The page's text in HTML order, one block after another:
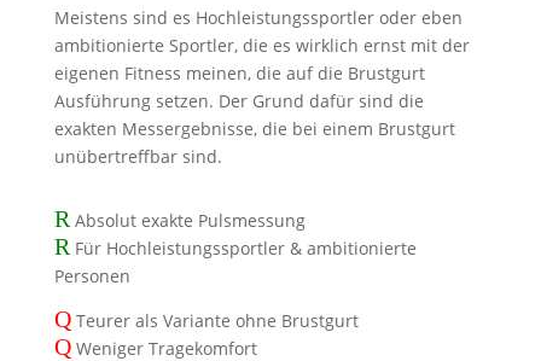
Meistens sind es Hochleistungssportler oder eben
ambitionierte Sportler, die es wirklich ernst mit der
eigenen Fitness meinen, die auf die Brustgurt
Ausführung setzen. Der Grund dafür sind die
exakten Messergebnisse, die bei einem Brustgurt
unübertreffbar sind.
R Absolut exakte Pulsmessung
R Für Hochleistungssportler & ambitionierte
Personen
Q Teurer als Variante ohne Brustgurt
Q Weniger Tragekomfort